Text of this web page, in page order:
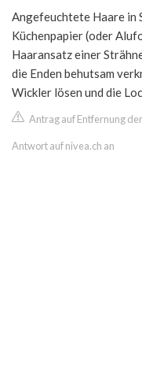
Angefeuchtete Haare in
Küchenpapier (oder
Haaransatz einer
die Enden behutsam
Wickler lösen und die
Antrag auf Entfernung
Antwort auf nivea.ch an